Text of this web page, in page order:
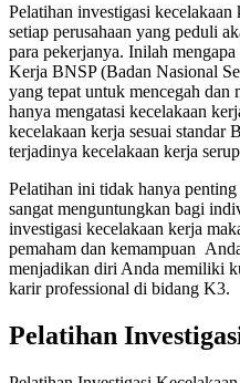
Pelatihan investigasi
setiap perusahaan yang peduli
para pekerjanya. Inilah
Kerja BNSP (Badan Nasional
yang tepat untuk mencegah dan
hanya mengatasi kecelakaan
kecelakaan kerja sesuai standar
terjadinya kecelakaan kerja
Pelatihan ini tidak hanya
sangat menguntungkan bagi
investigasi kecelakaan kerja
pemaham dan kemampuan
menjadikan diri Anda memiliki
karir professional di bidang K3.
Pelatihan